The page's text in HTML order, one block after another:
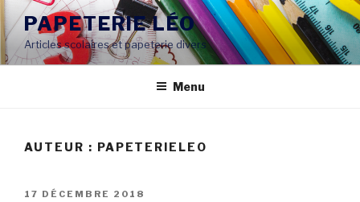
Aller
au
contenu
PAPETERIE LÉO
Articles scolaires et papeterie divers
Menu
AUTEUR : PAPETERIELEO
PUBLIÉ
17 DÉCEMBRE 2018